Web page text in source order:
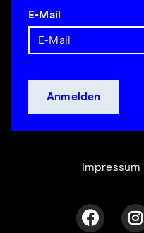
E-Mail
Impressum